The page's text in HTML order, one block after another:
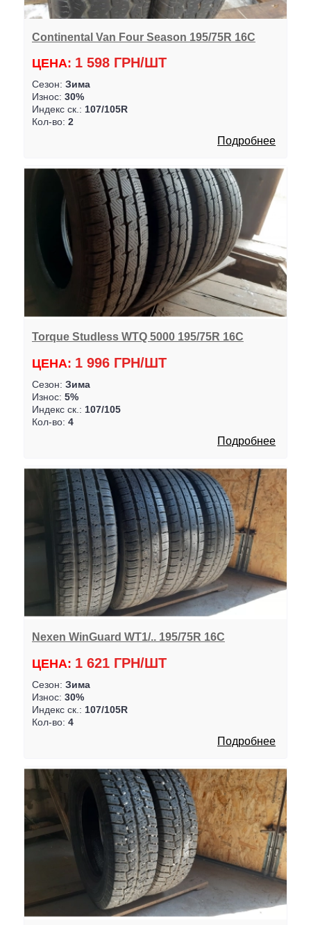
Continental Van Four Season 195/75R 16C
ЦЕНА: 1 598 ГРН/ШТ
Сезон: Зима
Износ: 30%
Индекс ск.: 107/105R
Кол-во: 2
Подробнее
Torque Studless WTQ 5000 195/75R 16C
ЦЕНА: 1 996 ГРН/ШТ
Сезон: Зима
Износ: 5%
Индекс ск.: 107/105
Кол-во: 4
Подробнее
Nexen WinGuard WT1/.. 195/75R 16C
ЦЕНА: 1 621 ГРН/ШТ
Сезон: Зима
Износ: 30%
Индекс ск.: 107/105R
Кол-во: 4
Подробнее